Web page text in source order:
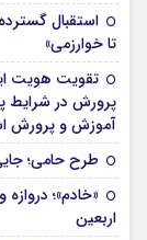
استقبال
تا خوارزمی»
تقویت هویت
پرورش در
آموزش و پرورش
طرح حامی؛
«خادم»؛
اربعین